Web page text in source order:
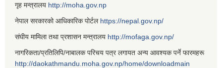
गृह मन्त्रालय http://moha.gov.np
नेपाल सरकारको आधिकारिक पोर्टल https://nepal.gov.np/
संघीय मामिला तथा प्रशासन मन्त्रालय http://mofaga.gov.np/
नागरिकता/प्रतिलिपि/नाबालक परिचय पत्र लगायत अन्य आवश्यक पर्ने फारमहरू
http://daokathmandu.moha.gov.np/home/downloadmain